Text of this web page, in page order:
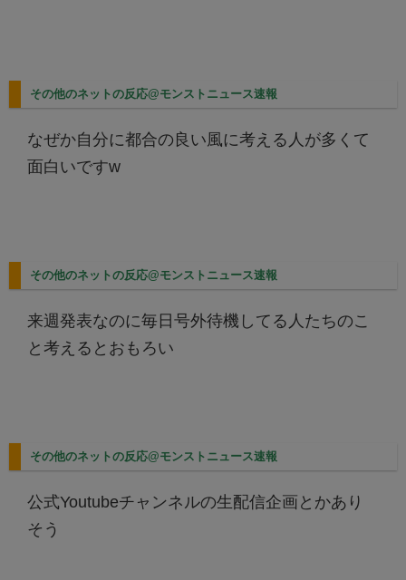
その他のネットの反応@モンストニュース速報
なぜか自分に都合の良い風に考える人が多くて
面白いですw
その他のネットの反応@モンストニュース速報
来週発表なのに毎日号外待機してる人たちのこ
と考えるとおもろい
その他のネットの反応@モンストニュース速報
公式Youtubeチャンネルの生配信企画とかあり
そう